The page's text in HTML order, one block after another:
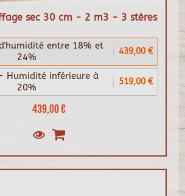
sec 30 cm - 2 m3 - 3 stères
439,00 €
entre 18% et
24%
439,00 €
Humidité inférieure à
20%
519,00 €